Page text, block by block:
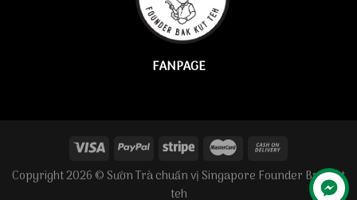
FANPAGE
Copyright 2026 © Sườn Trà chuẩn vị Singapore Founder Bak Kut
teh